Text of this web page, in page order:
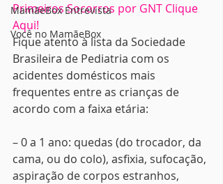
MamãeBox Entrevista
Você no MamãeBox
Primeiros Socorros por GNT Clique
Aqui!
Fique atento à lista da Sociedade
Brasileira de Pediatria com os
acidentes domésticos mais
frequentes entre as crianças de
acordo com a faixa etária:
– 0 a 1 ano: quedas (do trocador, da
cama, ou do colo), asfixia, sufocação,
aspiração de corpos estranhos,